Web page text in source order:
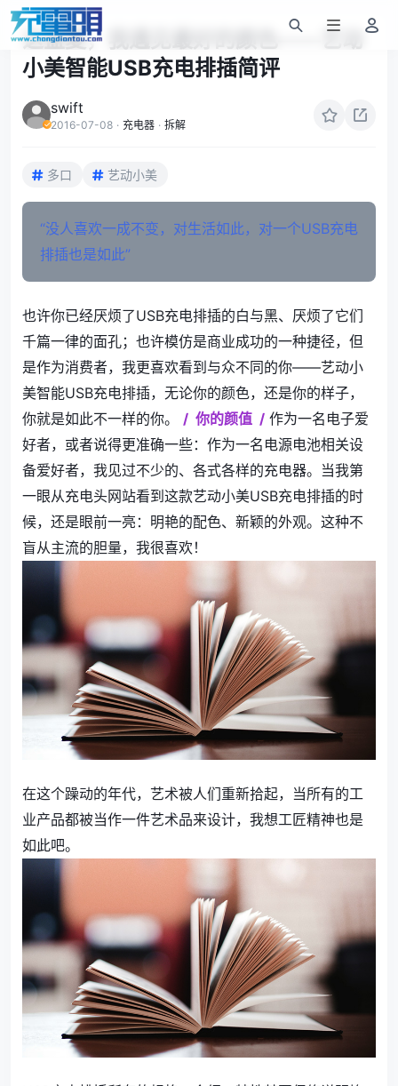
这盛夏，我遇见最好的颜色——艺动
小美智能USB充电排插简评
swift
2016-07-08 · 充电器 · 拆解
多口 艺动小美
“没人喜欢一成不变，对生活如此，对一个USB充电
排插也是如此”
也许你已经厌烦了USB充电排插的白与黑、厌烦了它们
千篇一律的面孔；也许模仿是商业成功的一种捷径，但
是作为消费者，我更喜欢看到与众不同的你——艺动小
美智能USB充电排插，无论你的颜色，还是你的样子，
你就是如此不一样的你。 / 你的颜值 / 作为一名电子爱
好者，或者说得更准确一些：作为一名电源电池相关设
备爱好者，我见过不少的、各式各样的充电器。当我第
一眼从充电头网站看到这款艺动小美USB充电排插的时
候，还是眼前一亮：明艳的配色、新颖的外观。这种不
盲从主流的胆量，我很喜欢！
在这个躁动的年代，艺术被人们重新拾起，当所有的工
业产品都被当作一件艺术品来设计，我想工匠精神也是
如此吧。